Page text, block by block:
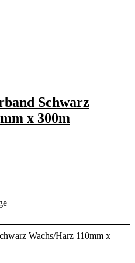
Schwarz
x 300m